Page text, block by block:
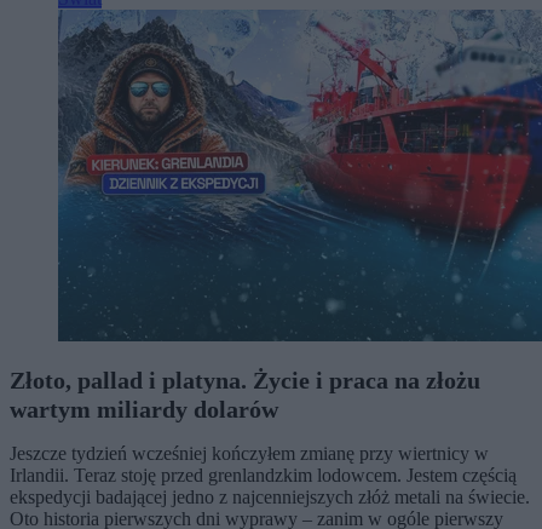
Złoto, pallad i platyna. Życie i praca na złożu
wartym miliardy dolarów
Jeszcze tydzień wcześniej kończyłem zmianę przy wiertnicy w
Irlandii. Teraz stoję przed grenlandzkim lodowcem. Jestem częścią
ekspedycji badającej jedno z najcenniejszych złóż metali na świecie.
Oto historia pierwszych dni wyprawy – zanim w ogóle pierwszy